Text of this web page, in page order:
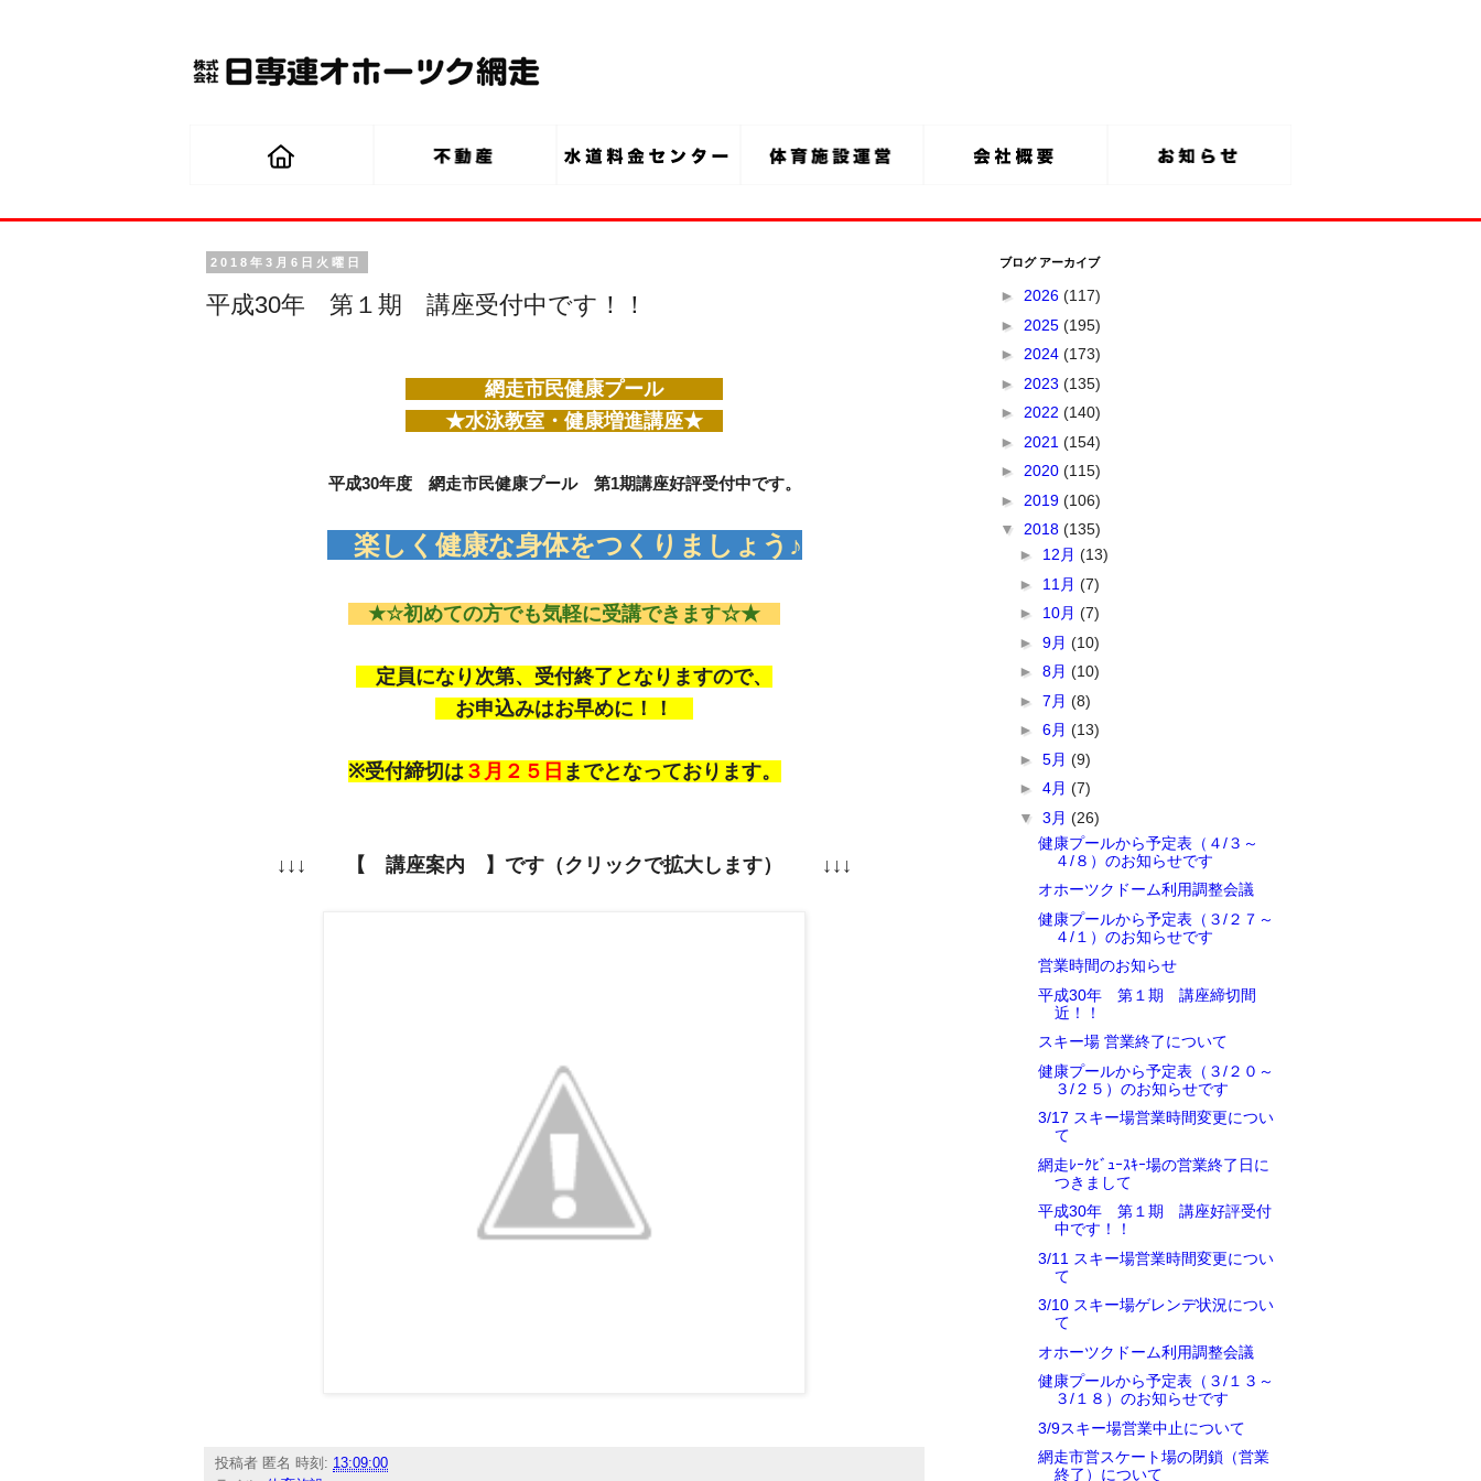
2018年3月6日火曜日
平成30年 第１期 講座受付中です！！
網走市民健康プール
★水泳教室・健康増進講座★
平成30年度 網走市民健康プール 第1期講座好評受付中です。
楽しく健康な身体をつくりましょう ♪
★☆初めての方でも気軽に受講できます☆★
定員になり次第、受付終了となりますので、
お申込みはお早めに！！
※受付締切は３月２５日 までとなっております。
↓↓↓ 【 講座案内 】です（クリックで拡大します） ↓↓↓
投稿者 匿名 時刻: 13:09:00
ブログ アーカイブ
► 2026 (117)
► 2025 (195)
► 2024 (173)
► 2023 (135)
► 2022 (140)
► 2021 (154)
► 2020 (115)
► 2019 (106)
▼ 2018 (135)
► 12月 (13)
► 11月 (7)
► 10月 (7)
► 9月 (10)
► 8月 (10)
► 7月 (8)
► 6月 (13)
► 5月 (9)
► 4月 (7)
▼ 3月 (26)
健康プールから予定表（４/３～
４/８）のお知らせです
オホーツクドーム利用調整会議
健康プールから予定表（３/２７～
４/１）のお知らせです
営業時間のお知らせ
平成30年 第１期 講座締切間
近！！
スキー場 営業終了について
健康プールから予定表（３/２０～
３/２５）のお知らせです
3/17 スキー場営業時間変更につい
て
網走ﾚｰｸﾋﾞｭｰｽｷｰ場の営業終了日に
つきまして
平成30年 第１期 講座好評受付
中です！！
3/11 スキー場営業時間変更につい
て
3/10 スキー場ゲレンデ状況につい
て
オホーツクドーム利用調整会議
健康プールから予定表（３/１３～
３/１８）のお知らせです
3/9スキー場営業中止について
網走市営スケート場の閉鎖（営業
終了）について